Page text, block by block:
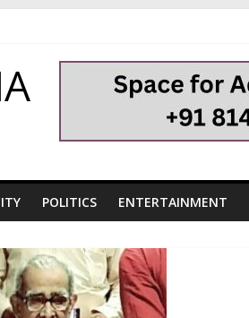
POLITICS ENTERTAINMENT